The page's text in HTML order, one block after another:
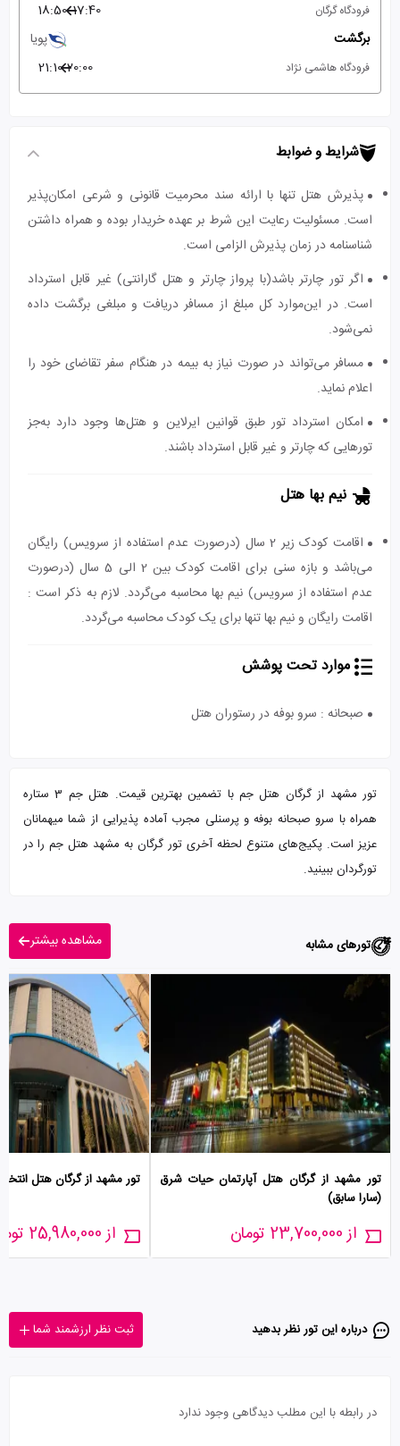
فرودگاه گرگان 17:40
18:50
برگشت
پویا
فرودگاه هاشمی نژاد 20:00
21:10
شرایط و ضوابط
پذیرش هتل تنها با ارائه سند محرمیت قانونی و شرعی امکان‌پذیر
است. مسئولیت رعایت این شرط بر عهده خریدار بوده و همراه داشتن
شناسنامه در زمان پذیرش الزامی است.
اگر تور چارتر باشد(با پرواز چارتر و هتل گارانتی) غیر قابل استرداد
است. در این‌موارد کل مبلغ از مسافر دریافت و مبلغی برگشت داده
نمی‌شود.
مسافر می‌تواند در صورت نیاز به بیمه در هنگام سفر تقاضای خود را
اعلام نماید.
امکان استرداد تور طبق قوانین ایرلاین و هتل‌ها وجود دارد به‌جز
تورهایی که چارتر و غیر قابل استرداد باشند.
نیم بها هتل
اقامت کودک زیر 2 سال (درصورت عدم استفاده از سرویس) رایگان
می‌باشد و بازه سنی برای اقامت کودک بین 2 الی 5 سال (درصورت
عدم استفاده از سرویس) نیم بها محاسبه می‌گردد. لازم به ذکر است :
اقامت رایگان و نیم بها تنها برای یک کودک محاسبه می‌گردد.
موارد تحت پوشش
صبحانه : سرو بوفه در رستوران هتل
تور مشهد از گرگان هتل جم با تضمین بهترین قیمت. هتل جم 3 ستاره
همراه با سرو صبحانه بوفه و پرسنلی مجرب آماده پذیرایی از شما میهمانان
عزیز است. پکیج‌های متنوع لحظه آخری تور گرگان به مشهد هتل جم را در
تورگردان ببینید.
تورهای مشابه مشاهده بیشتر
تور مشهد از گرگان هتل آپارتمان حیات شرق
(سارا سابق)
از 23,700,000 تومان
تور مشهد از گرگان هتل
از 25,980,000 تومان
درباره این تور‌ نظر بدهید ثبت نظر ارزشمند شما
در رابطه با این مطلب دیدگاهی وجود ندارد